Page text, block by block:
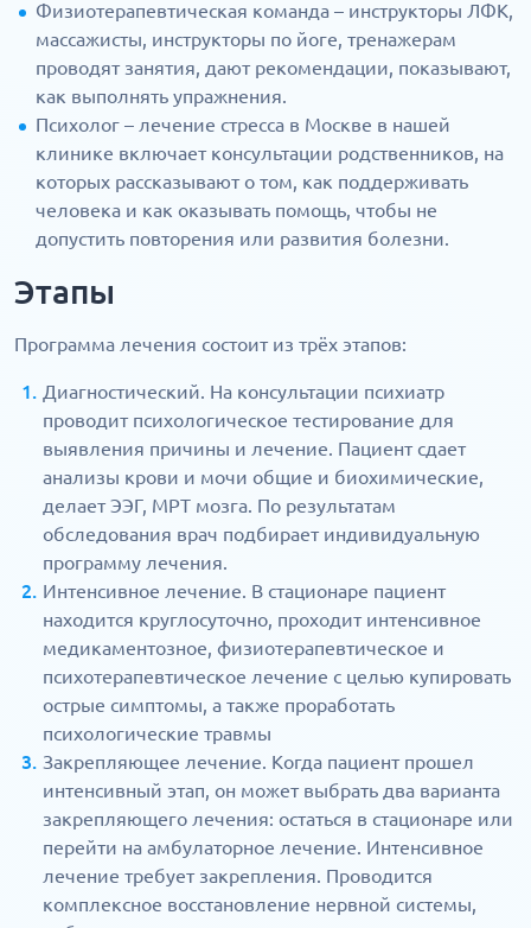
Физиотерапевтическая команда – инструкторы ЛФК,
массажисты, инструкторы по йоге, тренажерам
проводят занятия, дают рекомендации, показывают,
как выполнять упражнения.
Психолог – лечение стресса в Москве в нашей
клинике включает консультации родственников, на
которых рассказывают о том, как поддерживать
человека и как оказывать помощь, чтобы не
допустить повторения или развития болезни.
Этапы
Программа лечения состоит из трёх этапов:
Диагностический. На консультации психиатр
проводит психологическое тестирование для
выявления причины и лечение. Пациент сдает
анализы крови и мочи общие и биохимические,
делает ЭЭГ, МРТ мозга. По результатам
обследования врач подбирает индивидуальную
программу лечения.
Интенсивное лечение. В стационаре пациент
находится круглосуточно, проходит интенсивное
медикаментозное, физиотерапевтическое и
психотерапевтическое лечение с целью купировать
острые симптомы, а также проработать
психологические травмы
Закрепляющее лечение. Когда пациент прошел
интенсивный этап, он может выбрать два варианта
закрепляющего лечения: остаться в стационаре или
перейти на амбулаторное лечение. Интенсивное
лечение требует закрепления. Проводится
комплексное восстановление нервной системы,